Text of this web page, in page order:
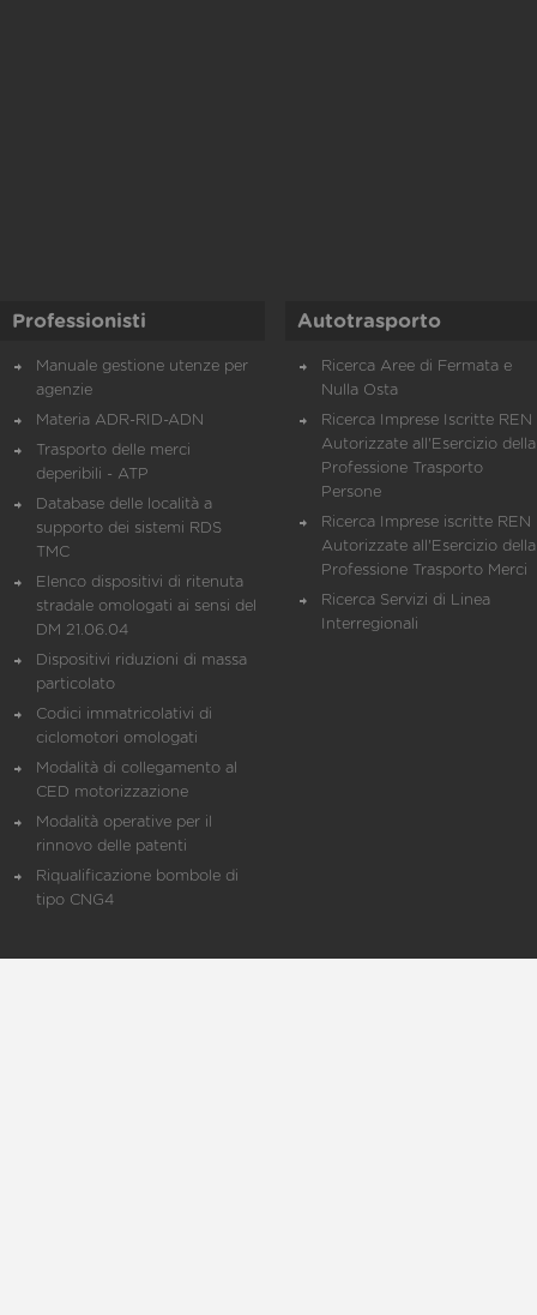
Professionisti
Manuale gestione utenze per
agenzie
Materia ADR-RID-ADN
Trasporto delle merci
deperibili - ATP
Database delle località a
supporto dei sistemi RDS
TMC
Elenco dispositivi di ritenuta
stradale omologati ai sensi del
DM 21.06.04
Dispositivi riduzioni di massa
particolato
Codici immatricolativi di
ciclomotori omologati
Modalità di collegamento al
CED motorizzazione
Modalità operative per il
rinnovo delle patenti
Riqualificazione bombole di
tipo CNG4
Autotrasporto
Ricerca Aree di Fermata e
Nulla Osta
Ricerca Imprese Iscritte REN
Autorizzate all'Esercizio della
Professione Trasporto
Persone
Ricerca Imprese iscritte REN
Autorizzate all'Esercizio della
Professione Trasporto Merci
Ricerca Servizi di Linea
Interregionali